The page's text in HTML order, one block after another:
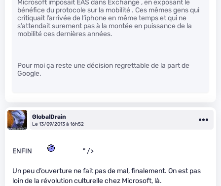
Microsoft imposait EAS dans Exchange , en exposant le
bénéfice du protocole sur la mobilité . Ces mêmes gens qui
critiquait l’arrivée de l’iphone en même temps et qui ne
s’attendait surement pas à la montée en puissance de la
mobilité ces dernières années.
Pour moi ça reste une décision regrettable de la part de
Google.
GlobalDrain
Le 13/09/2013 à 16h52
ENFIN " />
Un peu d’ouverture ne fait pas de mal, finalement. On est pas
loin de la révolution culturelle chez Microsoft, là.